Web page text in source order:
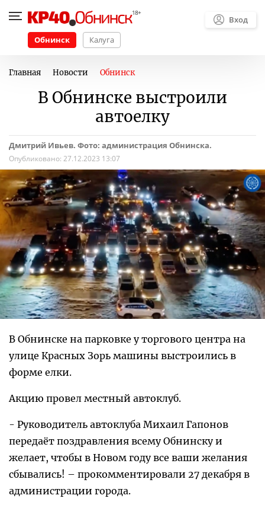
Обнинск Калуга
Вход
Главная Новости Обнинск
В Обнинске выстроили
автоелку
Дмитрий Ивьев. Фото: администрация Обнинска.
Опубликовано: 27.12.2023 13:07
В Обнинске на парковке у торгового центра на
улице Красных Зорь машины выстроились в
форме елки.
Акцию провел местный автоклуб.
- Руководитель автоклуба Михаил Гапонов
передаёт поздравления всему Обнинску и
желает, чтобы в Новом году все ваши желания
сбывались! – прокомментировали 27 декабря в
администрации города.